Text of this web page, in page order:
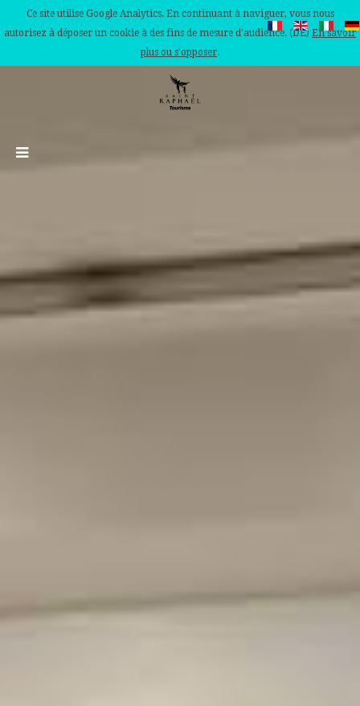
Ce site utilise Google Analytics. En continuant à naviguer, vous nous
autorisez à déposer un cookie à des fins de mesure d'audience. (DE) En savoir
plus ou s'opposer.